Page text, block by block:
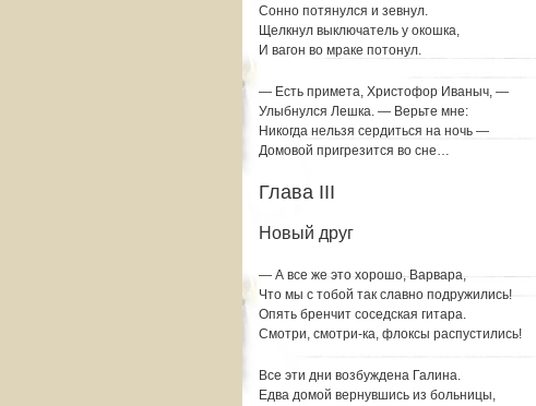
Сонно потянулся и зевнул.
Щелкнул выключатель у окошка,
И вагон во мраке потонул.
— Есть примета, Христофор Иваныч, —
Улыбнулся Лешка. — Верьте мне:
Никогда нельзя сердиться на ночь —
Домовой пригрезится во сне…
Глава III
Новый друг
— А все же это хорошо, Варвара,
Что мы с тобой так славно подружились!
Опять бренчит соседская гитара.
Смотри, смотри-ка, флоксы распустились!
Все эти дни возбуждена Галина.
Едва домой вернувшись из больницы,